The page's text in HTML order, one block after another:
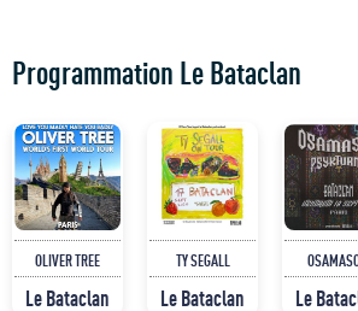
Programmation Le Bataclan
OLIVER TREE
Le Bataclan
TY SEGALL
Le Bataclan Le